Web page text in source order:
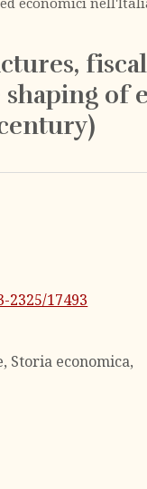
of
2325/17493
Storia economica,